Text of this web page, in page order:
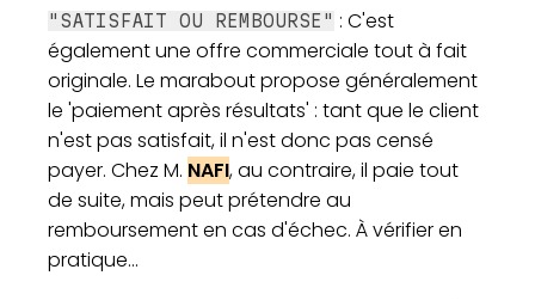
"SATISFAIT OU REMBOURSE" : C'est
également une offre commerciale tout à fait
originale. Le marabout propose généralement
le 'paiement après résultats' : tant que le client
n'est pas satisfait, il n'est donc pas censé
payer. Chez M. NAFI, au contraire, il paie tout
de suite, mais peut prétendre au
remboursement en cas d'échec. À vérifier en
pratique...